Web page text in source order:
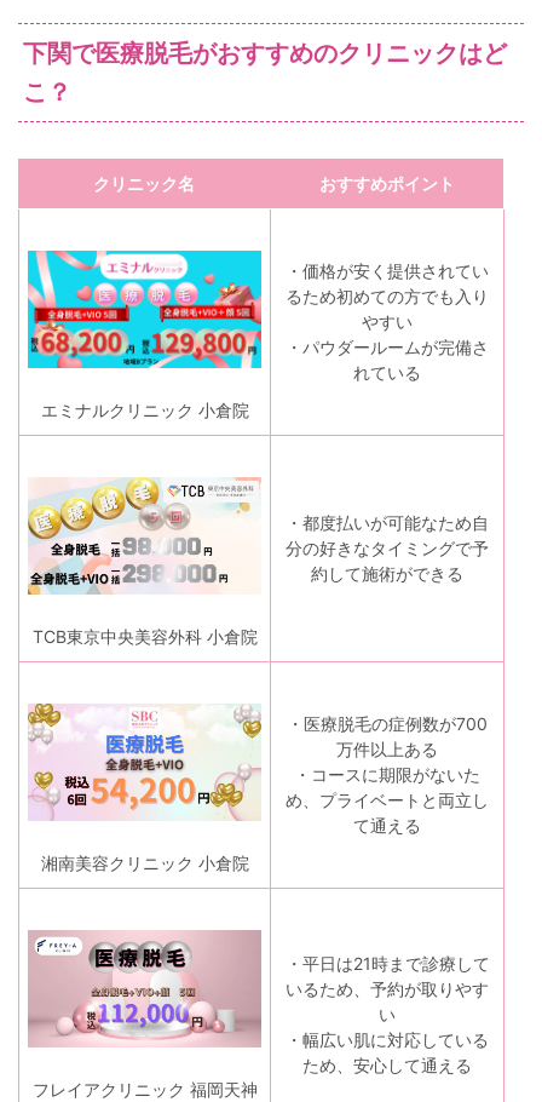
下関で医療脱毛がおすすめのクリニックはど
こ？
クリニック名 おすすめポイント
エミナルクリニック 小倉院
・価格が安く提供されてい
るため初めての方でも入り
やすい
・パウダールームが完備さ
れている
TCB東京中央美容外科 小倉院
・都度払いが可能なため自
分の好きなタイミングで予
約して施術ができる
湘南美容クリニック 小倉院
・医療脱毛の症例数が700
万件以上ある
・コースに期限がないた
め、プライベートと両立し
て通える
フレイアクリニック 福岡天神
・平日は21時まで診療して
いるため、予約が取りやす
い
・幅広い肌に対応している
ため、安心して通える